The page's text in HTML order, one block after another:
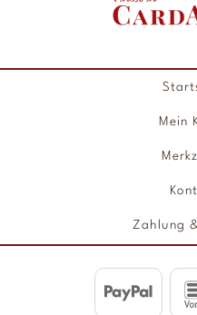
Mein
Zahlung